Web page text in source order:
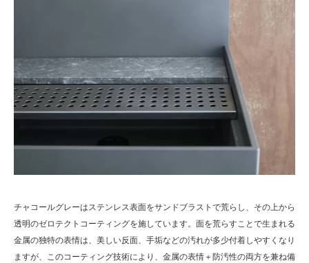
チャコールグレーはステンレス表面をサンドブラストで荒らし、その上から
透明のゼロテクトコーティングを施しています。面を荒らすことで生まれる
金属の独特の表情は、美しい反面、手垢などの汚れが多少付着しやすくなり
ますが、このコーティング技術により、金属の表情＋防汚性の両方を兼ね備